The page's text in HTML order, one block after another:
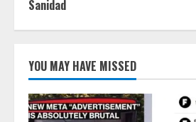
Sanidad
YOU MAY HAVE MISSED